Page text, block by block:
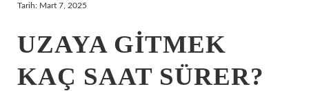
Tarih: Mart 7, 2025
UZAYA GITMEK
KAÇ SAAT SÜRER?